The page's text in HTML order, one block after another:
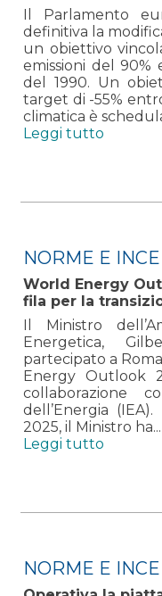
Il Parlamento
definitiva la
un obiettivo
emissioni del
del 1990. Un
target di -55%
climatica è
Leggi tutto
NORME E
World Energy
fila per la
Il Ministro
Energetica,
partecipato a
Energy Outlook
collaborazione
dell’Energia
2025, il Ministro ha...
Leggi tutto
NORME E